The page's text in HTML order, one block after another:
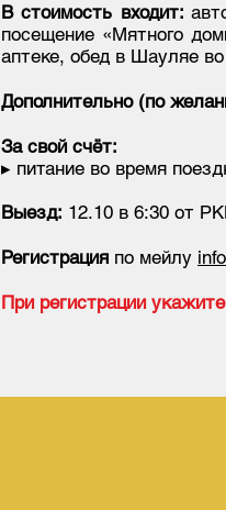
В стоимость входит:
посещение «Мятного
аптеке, обед в Шауляе
Дополнительно (по
За свой счёт:
▸ питание во время
Выезд: 12.10 в 6:30 от
Регистрация по мейлу
При регистрации